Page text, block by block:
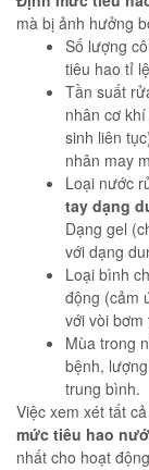
mà bị ảnh hưởng
Số lượng
tiêu hao tỉ
Tần suất
nhân cơ
sinh liên
nhân may
Loại nước
tay dạng
Dạng gel
với dạng
Loại bình
động (cảm
với vòi
Mùa trong
bệnh,
trung bình.
Việc xem xét tất
mức tiêu hao
nhất cho hoạt